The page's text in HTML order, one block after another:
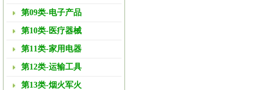
第09类-电子产品
第10类-医疗器械
第11类-家用电器
第12类-运输工具
第13类-烟火军火